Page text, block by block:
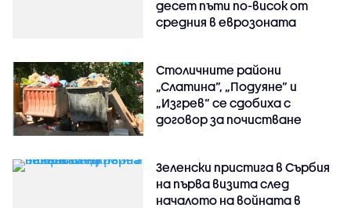
десет пъти по-висок от
средния в еврозоната
Столичните райони
„Слатина“, „Подуяне“ и
„Изгрев“ се сдобиха с
договор за почистване
Зеленски пристига в Сърбия
на първа визита след
началото на войната в